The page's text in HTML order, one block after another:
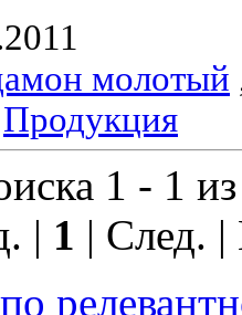
молотый
Продукция
1 - 1
| 1 | След.